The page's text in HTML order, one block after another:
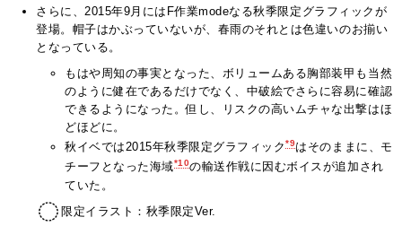
さらに、2015年9月にはF作業modeなる秋季限定グラフィックが
登場。帽子はかぶっていないが、春雨のそれとは色違いのお揃い
となっている。
もはや周知の事実となった、ボリュームある胸部装甲も当然
のように健在であるだけでなく、中破絵でさらに容易に確認
できるようになった。但し、リスクの高いムチャな出撃はほ
どほどに。
秋イベでは2015年秋季限定グラフィック*9はそのままに、モ
チーフとなった海域*10の輸送作戦に因むボイスが追加され
ていた。
限定イラスト：秋季限定Ver.